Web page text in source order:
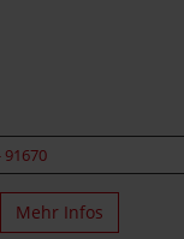
Mehr Infos